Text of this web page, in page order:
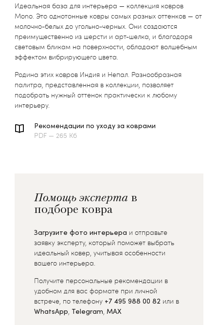
Идеальная база для интерьера — коллекция ковров
Mono. Это однотонные ковры самых разных оттенков — от
молочно-белых до угольно-черных. Они создаются
преимущественно из шерсти и арт-шелка, и благодаря
световым бликам на поверхности, обладают волшебным
эффектом вибрирующего цвета.
Родина этих ковров Индия и Непал. Разнообразная
палитра, представленная в коллекции, позволяет
подобрать нужный оттенок практически к любому
интерьеру.
Рекомендации по уходу за коврами
PDF — 265 Кб
Помощь эксперта в
подборе ковра
Загрузите фото интерьера и отправьте
заявку эксперту, который поможет выбрать
идеальный ковер, учитывая особенности
вашего интерьера.
Получите персональные рекомендации в
удобном для вас формате при личной
встрече, по телефону +7 495 988 00 82 или в
WhatsApp, Telegram, MAX